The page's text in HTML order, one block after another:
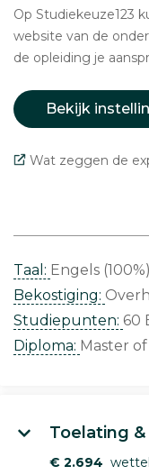
Op Studiekeuze123
website van de
de opleiding je
Bekijk
Wat zeggen de
Taal: Engels (100%)
Bekostiging:
Studiepunten: 60
Diploma: Master
Toelating
€ 2.694